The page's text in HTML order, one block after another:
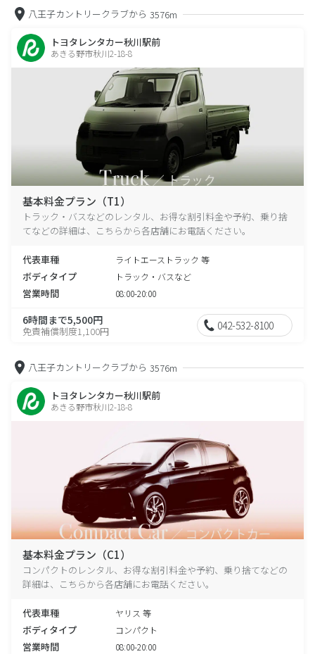
八王子カントリークラブから 3576m
トヨタレンタカー秋川駅前
あきる野市秋川2-18-8
基本料金プラン（T1）
トラック・バスなどのレンタル、お得な割引料金や予約、乗り捨
てなどの詳細は、こちらから各店舗にお電話ください。
代表車種 ライトエーストラック 等
ボディタイプ トラック・バスなど
営業時間 08:00-20:00
6時間まで5,500円
免責補償制度1,100円 042-532-8100
八王子カントリークラブから 3576m
トヨタレンタカー秋川駅前
あきる野市秋川2-18-8
基本料金プラン（C1）
コンパクトのレンタル、お得な割引料金や予約、乗り捨てなどの
詳細は、こちらから各店舗にお電話ください。
代表車種 ヤリス 等
ボディタイプ コンパクト
営業時間 08:00-20:00